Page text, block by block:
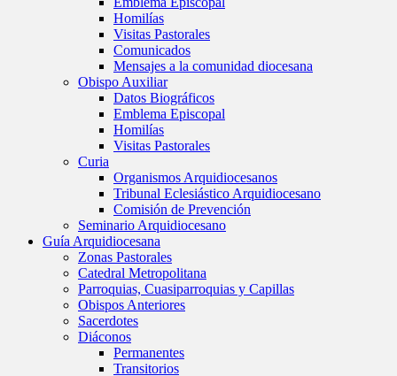
Homilías
Visitas Pastorales
Comunicados
Mensajes a la comunidad diocesana
Obispo Auxiliar
Datos Biográficos
Emblema Episcopal
Homilías
Visitas Pastorales
Curia
Organismos Arquidiocesanos
Tribunal Eclesiástico Arquidiocesano
Comisión de Prevención
Seminario Arquidiocesano
Guía Arquidiocesana
Zonas Pastorales
Catedral Metropolitana
Parroquias, Cuasiparroquias y Capillas
Obispos Anteriores
Sacerdotes
Diáconos
Permanentes
Transitorios